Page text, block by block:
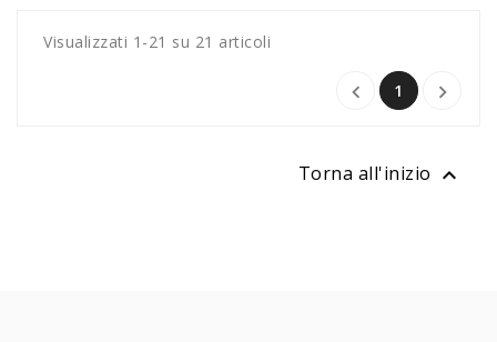
Visualizzati 1-21 su 21 articoli
 1 
Torna all'inizio 